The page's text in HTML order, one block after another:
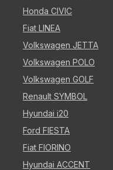
Honda CIVIC
Fiat LINEA
Volkswagen JETTA
Volkswagen POLO
Volkswagen GOLF
Renault SYMBOL
Hyundai i20
Ford FIESTA
Fiat FIORINO
Hyundai ACCENT